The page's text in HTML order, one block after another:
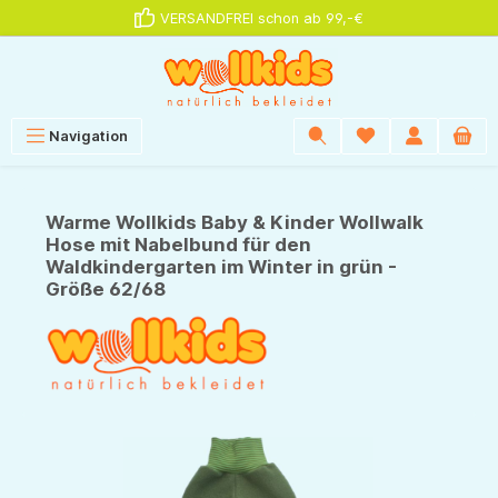
VERSANDFREI schon ab 99,-€
Navigation
Warme Wollkids Baby & Kinder Wollwalk
Hose mit Nabelbund für den
Waldkindergarten im Winter in grün -
Größe 62/68
Bildergalerie überspringen